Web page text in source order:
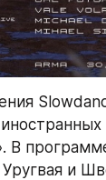
В
и